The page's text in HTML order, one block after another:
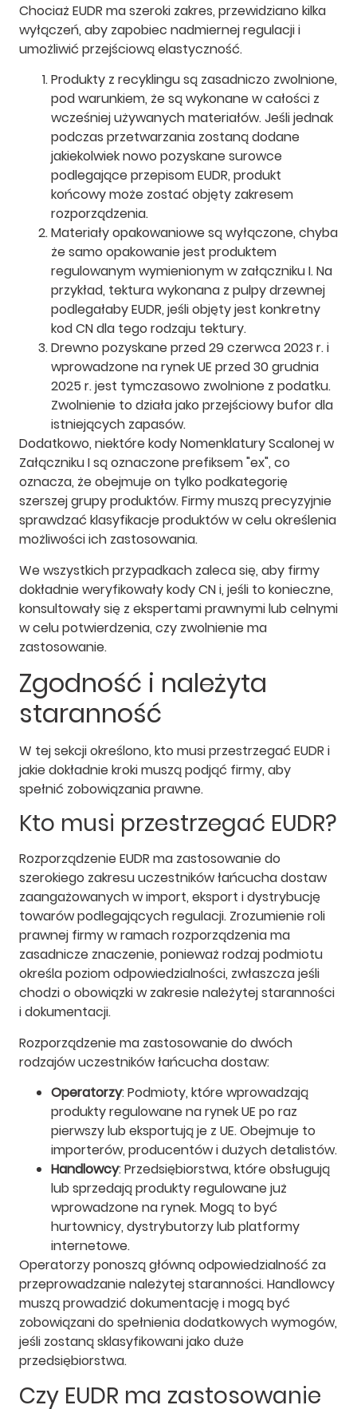
Chociaż EUDR ma szeroki zakres, przewidziano kilka
wyłączeń, aby zapobiec nadmiernej regulacji i
umożliwić przejściową elastyczność.
Produkty z recyklingu są zasadniczo zwolnione,
pod warunkiem, że są wykonane w całości z
wcześniej używanych materiałów. Jeśli jednak
podczas przetwarzania zostaną dodane
jakiekolwiek nowo pozyskane surowce
podlegające przepisom EUDR, produkt
końcowy może zostać objęty zakresem
rozporządzenia.
Materiały opakowaniowe są wyłączone, chyba
że samo opakowanie jest produktem
regulowanym wymienionym w załączniku I. Na
przykład, tektura wykonana z pulpy drzewnej
podlegałaby EUDR, jeśli objęty jest konkretny
kod CN dla tego rodzaju tektury.
Drewno pozyskane przed 29 czerwca 2023 r. i
wprowadzone na rynek UE przed 30 grudnia
2025 r. jest tymczasowo zwolnione z podatku.
Zwolnienie to działa jako przejściowy bufor dla
istniejących zapasów.
Dodatkowo, niektóre kody Nomenklatury Scalonej w
Załączniku I są oznaczone prefiksem "ex", co
oznacza, że obejmuje on tylko podkategorię
szerszej grupy produktów. Firmy muszą precyzyjnie
sprawdzać klasyfikacje produktów w celu określenia
możliwości ich zastosowania.
We wszystkich przypadkach zaleca się, aby firmy
dokładnie weryfikowały kody CN i, jeśli to konieczne,
konsultowały się z ekspertami prawnymi lub celnymi
w celu potwierdzenia, czy zwolnienie ma
zastosowanie.
Zgodność i należyta
staranność
W tej sekcji określono, kto musi przestrzegać EUDR i
jakie dokładnie kroki muszą podjąć firmy, aby
spełnić zobowiązania prawne.
Kto musi przestrzegać EUDR?
Rozporządzenie EUDR ma zastosowanie do
szerokiego zakresu uczestników łańcucha dostaw
zaangażowanych w import, eksport i dystrybucję
towarów podlegających regulacji. Zrozumienie roli
prawnej firmy w ramach rozporządzenia ma
zasadnicze znaczenie, ponieważ rodzaj podmiotu
określa poziom odpowiedzialności, zwłaszcza jeśli
chodzi o obowiązki w zakresie należytej staranności
i dokumentacji.
Rozporządzenie ma zastosowanie do dwóch
rodzajów uczestników łańcucha dostaw:
Operatorzy: Podmioty, które wprowadzają
produkty regulowane na rynek UE po raz
pierwszy lub eksportują je z UE. Obejmuje to
importerów, producentów i dużych detalistów.
Handlowcy: Przedsiębiorstwa, które obsługują
lub sprzedają produkty regulowane już
wprowadzone na rynek. Mogą to być
hurtownicy, dystrybutorzy lub platformy
internetowe.
Operatorzy ponoszą główną odpowiedzialność za
przeprowadzanie należytej staranności. Handlowcy
muszą prowadzić dokumentację i mogą być
zobowiązani do spełnienia dodatkowych wymogów,
jeśli zostaną sklasyfikowani jako duże
przedsiębiorstwa.
Czy EUDR ma zastosowanie